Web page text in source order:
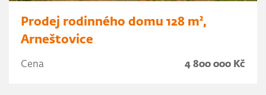
Prodej rodinného domu 128 m²,
Arneštovice
Cena 4 800 000 Kč